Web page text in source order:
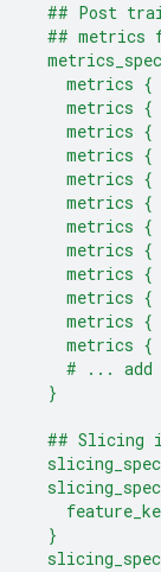
## Post
## metrics
metrics {
metrics {
metrics {
metrics {
metrics {
metrics {
metrics {
metrics {
metrics {
metrics {
metrics {
metrics {
# ... add
}
## Slicing
}